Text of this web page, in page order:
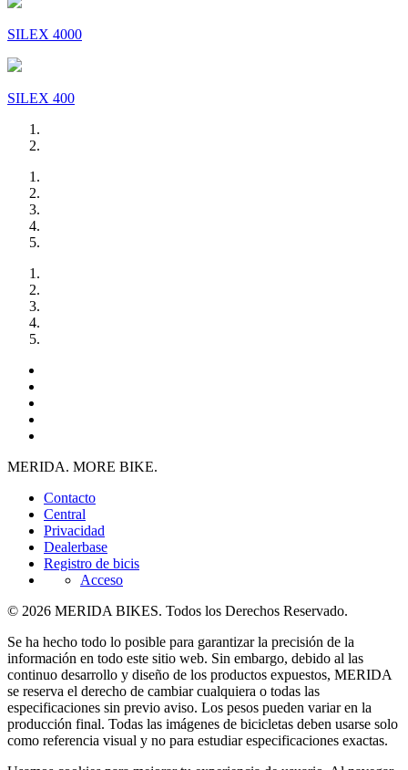
SILEX 4000
SILEX 400
MERIDA. MORE BIKE.
Contacto
Central
Privacidad
Dealerbase
Registro de bicis
Acceso
© 2026 MERIDA BIKES. Todos los Derechos Reservado.
Se ha hecho todo lo posible para garantizar la precisión de la
información en todo este sitio web. Sin embargo, debido al las
continuo desarrollo y diseño de los productos expuestos, MERIDA
se reserva el derecho de cambiar cualquiera o todas las
especificaciones sin previo aviso. Los pesos pueden variar en la
producción final. Todas las imágenes de bicicletas deben usarse solo
como referencia visual y no para estudiar especificaciones exactas.